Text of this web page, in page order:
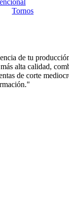
Tornos
de tu
alta calidad,
de corte